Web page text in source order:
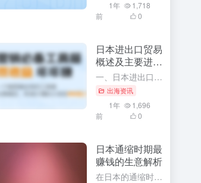
1年
前
1,718
0
日本进出口贸易
概述及主要进出
口商品
一、日本进出口贸易概述 作为全球主要经济体之一，日本凭借其先进的技术水平、高效的工业体系以及开放的国际贸易政策，形成了丰富的国际贸易关系网络。日本在国际贸易领域有着极其重要的地位，不仅影响着周边国家甚...
出海资讯
1年
前
1,696
0
日本通缩时期最
赚钱的生意解析
在日本的通缩时期，经济环境虽然充满挑战，但同时也孕育着许多商机。对于那些善于发现和把握机会的创业者来说，这个时期同样存在着许多赚钱的生意。本文将深入解析日本通缩时期最赚钱的生意，并探讨其背后的原因和成...